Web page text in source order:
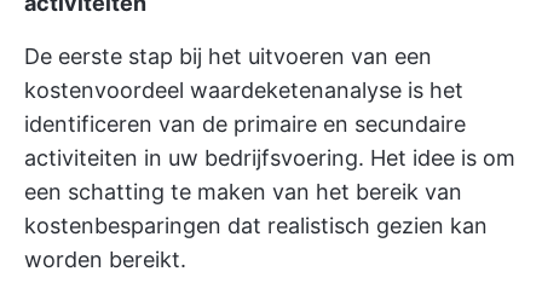
De eerste stap bij het uitvoeren van een
kostenvoordeel waardeketenanalyse is het
identificeren van de primaire en secundaire
activiteiten in uw bedrijfsvoering. Het idee is om
een schatting te maken van het bereik van
kostenbesparingen dat realistisch gezien kan
worden bereikt.